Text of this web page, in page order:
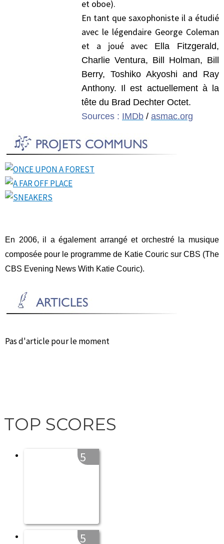
et oboe).
En tant que saxophoniste il a étudié
avec le légendaire George Coleman
et a joué avec
Ella Fitzgerald,
Charlie Ventura, Bill Holman, Bill
Berry, Toshiko Akyoshi and Ray
Anthony. Il est actuellement à la
tête du Brad Dechter Octet.
Sources : IMDb / asmac.org
En 2006, il a également arrangé et orchestré la musique
composée pour le programme de Katie Couric sur CBS (The
CBS Evening News With Katie Couric).
Pas d'article pour le moment
TOP SCORES
5
5